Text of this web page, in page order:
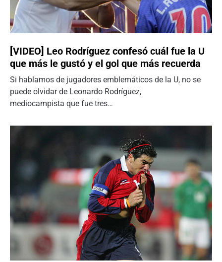
[VIDEO] Leo Rodríguez confesó cuál fue la U
que más le gustó y el gol que más recuerda
Si hablamos de jugadores emblemáticos de la U, no se
puede olvidar de Leonardo Rodríguez,
mediocampista que fue tres…